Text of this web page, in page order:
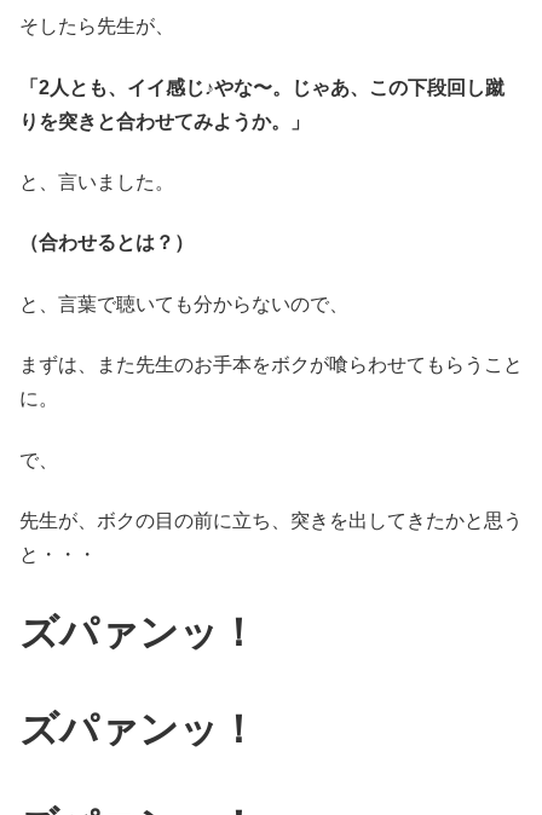
そしたら先生が、
「2人とも、イイ感じ♪やな〜。じゃあ、この下段回し蹴
りを突きと合わせてみようか。」
と、言いました。
（合わせるとは？）
と、言葉で聴いても分からないので、
まずは、また先生のお手本をボクが喰らわせてもらうこと
に。
で、
先生が、ボクの目の前に立ち、突きを出してきたかと思う
と・・・
ズパァンッ！
ズパァンッ！